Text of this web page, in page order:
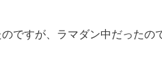
ですが、ラマダン中だったの